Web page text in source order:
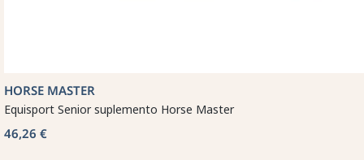
HORSE MASTER
Equisport Senior suplemento Horse Master
46,26 €